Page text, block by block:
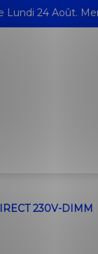
Lundi 24 Août.
230V-DIMM